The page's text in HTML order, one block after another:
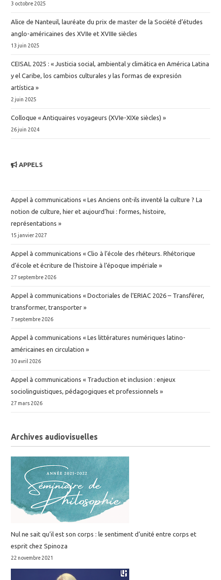
3 octobre 2025
Alice de Nanteuil, lauréate du prix de master de la Société d’études
anglo-américaines des XVIIe et XVIIIe siècles
13 juin 2025
CEISAL 2025 : « Justicia social, ambiental y climática en América Latina
y el Caribe, los cambios culturales y las formas de expresión
artística »
2 juin 2025
Colloque « Antiquaires voyageurs (XVIe-XIXe siècles) »
26 juin 2024
APPELS
Appel à communications « Les Anciens ont-ils inventé la culture ? La
notion de culture, hier et aujourd’hui : formes, histoire,
représentations »
15 janvier 2027
Appel à communications « Clio à l’école des rhéteurs. Rhétorique
d’école et écriture de l’histoire à l’époque impériale »
27 septembre 2026
Appel à communications « Doctoriales de l’ERIAC 2026 – Transférer,
transformer, transporter »
7 septembre 2026
Appel à communications « Les littératures numériques latino-
américaines en circulation »
30 avril 2026
Appel à communications « Traduction et inclusion : enjeux
sociolinguistiques, pédagogiques et professionnels »
27 mars 2026
Archives audiovisuelles
Nul ne sait qu’il est son corps : le sentiment d’unité entre corps et
esprit chez Spinoza
22 novembre 2021